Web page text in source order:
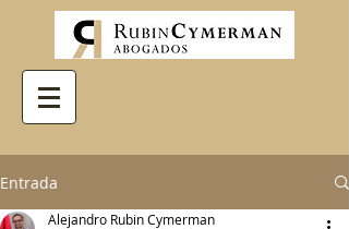
Entrada
Alejandro Rubin Cymerman